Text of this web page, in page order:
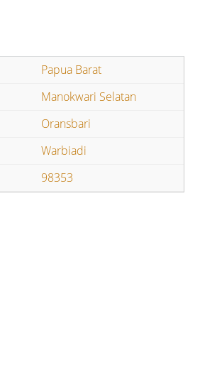
Papua Barat
Manokwari Selatan
Oransbari
Warbiadi
98353